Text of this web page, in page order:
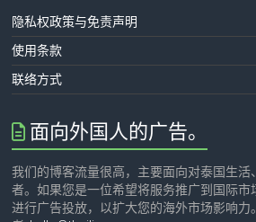
隐私权政策与免责声明
使用条款
联络方式
面向外国人的广告。
我们的博客流量很高，主要面向对泰国生
者。如果您是一位希望将服务推广到国际市
进行广告投放，以扩大您的海外市场影响力